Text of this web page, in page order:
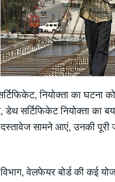
नियोक्ता का
सर्टिफिकेट नियोक्ता का
सामने आएं, उनकी
वेलफेयर बोर्ड की कई